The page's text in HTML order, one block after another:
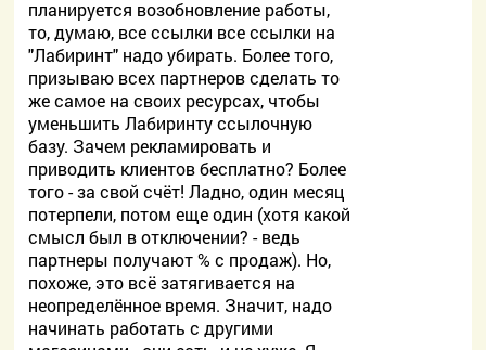
планируется возобновление работы,
то, думаю, все ссылки все ссылки на
"Лабиринт" надо убирать. Более того,
призываю всех партнеров сделать то
же самое на своих ресурсах, чтобы
уменьшить Лабиринту ссылочную
базу. Зачем рекламировать и
приводить клиентов бесплатно? Более
того - за свой счёт! Ладно, один месяц
потерпели, потом еще один (хотя какой
смысл был в отключении? - ведь
партнеры получают % с продаж). Но,
похоже, это всё затягивается на
неопределённое время. Значит, надо
начинать работать с другими